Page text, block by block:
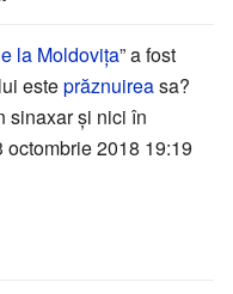
la Moldovița” a fost
esteprăznuireasa?
sinaxar și nici în
octombrie 2018 19:19